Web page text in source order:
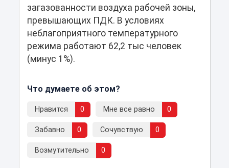
загазованности воздуха рабочей зоны,
превышающих ПДК. В условиях
неблагоприятного температурного
режима работают 62,2 тыс человек
(минус 1%).
Что думаете об этом?
Нравится 0 Мне все равно 0
Забавно 0 Сочувствую 0
Возмутительно 0